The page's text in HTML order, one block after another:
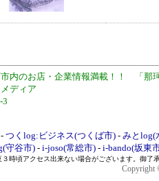
内のお店・企業情報満載！！ 「那
ディア
3
- つくlog:ビジネス(つくば市) - みとlog(
守谷市)- i-joso(常総市) - i-bando(坂東
時頃アクセス出来ない場合がございます。御了
Copyright